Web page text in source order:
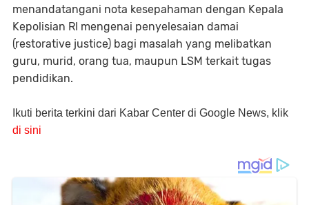
menandatangani nota kesepahaman dengan Kepala
Kepolisian RI mengenai penyelesaian damai
(restorative justice) bagi masalah yang melibatkan
guru, murid, orang tua, maupun LSM terkait tugas
pendidikan.
Ikuti berita terkini dari Kabar Center di Google News, klik
di sini